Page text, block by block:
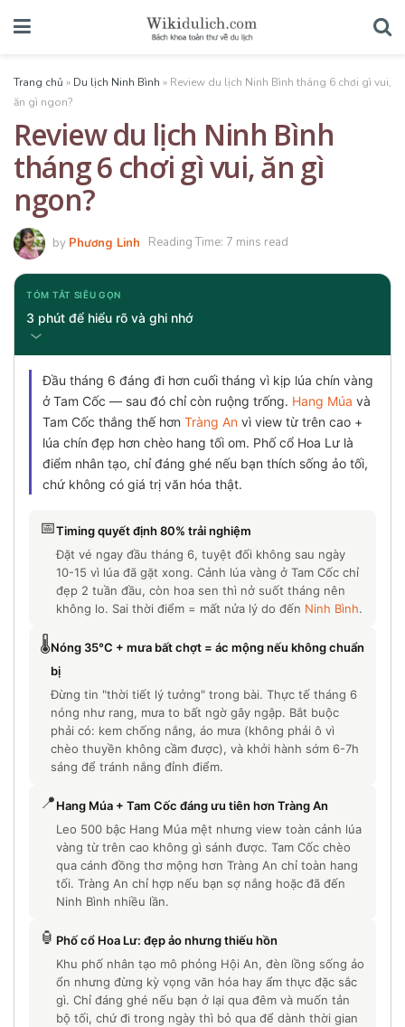
Trang chủ » Du lịch Ninh Bình » Review du lịch Ninh Bình tháng 6 chơi gì vui,
ăn gì ngon?
Review du lịch Ninh Bình
tháng 6 chơi gì vui, ăn gì
ngon?
by Phương Linh Reading Time: 7 mins read
TÓM TẮT SIÊU GỌN
3 phút để hiểu rõ và ghi nhớ
Đầu tháng 6 đáng đi hơn cuối tháng vì kịp lúa chín vàng
ở Tam Cốc — sau đó chỉ còn ruộng trống. Hang Múa và
Tam Cốc thắng thế hơn Tràng An vì view từ trên cao +
lúa chín đẹp hơn chèo hang tối om. Phố cổ Hoa Lư là
điểm nhân tạo, chỉ đáng ghé nếu bạn thích sống ảo tối,
chứ không có giá trị văn hóa thật.
📅Timing quyết định 80% trải nghiệm
Đặt vé ngay đầu tháng 6, tuyệt đối không sau ngày
10-15 vì lúa đã gặt xong. Cảnh lúa vàng ở Tam Cốc chỉ
đẹp 2 tuần đầu, còn hoa sen thì nở suốt tháng nên
không lo. Sai thời điểm = mất nửa lý do đến Ninh Bình.
🌡️Nóng 35°C + mưa bất chợt = ác mộng nếu không chuẩn
bị
Đừng tin "thời tiết lý tưởng" trong bài. Thực tế tháng 6
nóng như rang, mưa to bất ngờ gây ngập. Bắt buộc
phải có: kem chống nắng, áo mưa (không phải ô vì
chèo thuyền không cầm được), và khởi hành sớm 6-7h
sáng để tránh nắng đỉnh điểm.
📍Hang Múa + Tam Cốc đáng ưu tiên hơn Tràng An
Leo 500 bậc Hang Múa mệt nhưng view toàn cảnh lúa
vàng từ trên cao không gì sánh được. Tam Cốc chèo
qua cánh đồng thơ mộng hơn Tràng An chỉ toàn hang
tối. Tràng An chỉ hợp nếu bạn sợ nắng hoặc đã đến
Ninh Bình nhiều lần.
🏮 Phố cổ Hoa Lư: đẹp ảo nhưng thiếu hồn
Khu phố nhân tạo mô phỏng Hội An, đèn lồng sống ảo
ổn nhưng đừng kỳ vọng văn hóa hay ẩm thực đặc sắc
gì. Chỉ đáng ghé nếu bạn ở lại qua đêm và muốn tản
bộ tối, chứ đi trong ngày thì bỏ qua để dành thời gian